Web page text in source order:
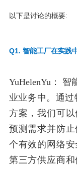
以下是讨论的概要:
Q1. 智能工厂在实践
YuHelenYu：
智
业业务中。通
方案，我们可以
预测需求并防
个有效的网络安
第三方供应商